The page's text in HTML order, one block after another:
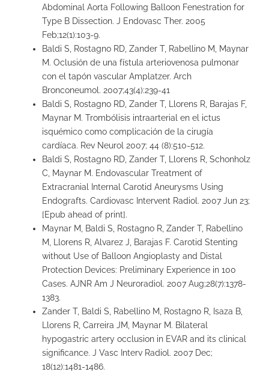
Abdominal Aorta Following Balloon Fenestration for
Type B Dissection. J Endovasc Ther. 2005
Feb;12(1):103-9.
Baldi S, Rostagno RD, Zander T, Rabellino M, Maynar
M. Oclusión de una fístula arteriovenosa pulmonar
con el tapón vascular Amplatzer. Arch
Bronconeumol. 2007;43(4):239-41
Baldi S, Rostagno RD, Zander T, Llorens R, Barajas F,
Maynar M. Trombólisis intraarterial en el ictus
isquémico como complicación de la cirugía
cardíaca. Rev Neurol 2007; 44 (8):510-512.
Baldi S, Rostagno RD, Zander T, Llorens R, Schonholz
C, Maynar M. Endovascular Treatment of
Extracranial Internal Carotid Aneurysms Using
Endografts. Cardiovasc Intervent Radiol. 2007 Jun 23;
[Epub ahead of print].
Maynar M, Baldi S, Rostagno R, Zander T, Rabellino
M, Llorens R, Alvarez J, Barajas F. Carotid Stenting
without Use of Balloon Angioplasty and Distal
Protection Devices: Preliminary Experience in 100
Cases. AJNR Am J Neuroradiol. 2007 Aug;28(7):1378-
1383.
Zander T, Baldi S, Rabellino M, Rostagno R, Isaza B,
Llorens R, Carreira JM, Maynar M. Bilateral
hypogastric artery occlusion in EVAR and its clinical
significance. J Vasc Interv Radiol. 2007 Dec;
18(12):1481-1486.